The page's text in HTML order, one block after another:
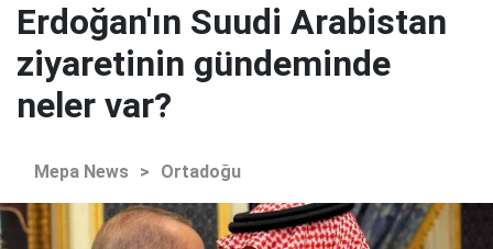
Erdoğan'ın Suudi Arabistan
ziyaretinin gündeminde
neler var?
Mepa News > Ortadoğu